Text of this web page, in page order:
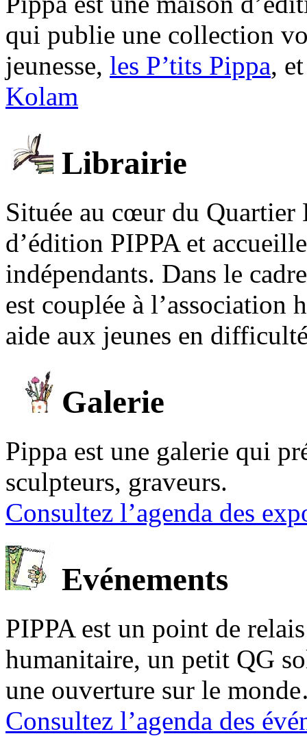
qui publie une collection
jeunesse, les P’tits Pippa,
Kolam
Librairie
Située au cœur du Quartier
d’édition PIPPA et
indépendants. Dans le
est couplée à l’association
aide aux jeunes en
Galerie
Pippa est une galerie qui
sculpteurs, graveurs.
Consultez l’agenda des
Evénements
PIPPA est un point de
humanitaire, un petit QG
une ouverture sur le
Consultez l’agenda des